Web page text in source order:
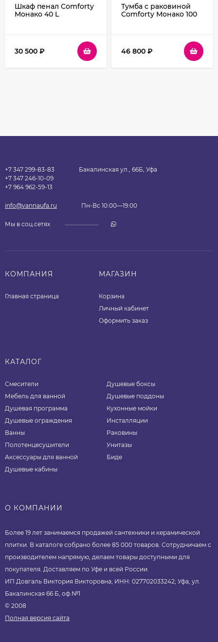
Шкаф пенал Comforty
Монако 40 L
30 500 ₽
Тумба с раковиной
Comforty Монако 100
46 800 ₽
+7 347 299-83-83
+7 347 246-10-09
+7 964 962-59-13
Бакалинская ул., 66Б, Уфа
info@vannaufa.ru Пн-Вс 10:00—19:00
Мы в соц.сетях
КОМПАНИЯ
Главная страница
МАГАЗИН
Корзина
Личный кабинет
Оформить заказ
КАТАЛОГ
Смесители
Мебель для ванной
Душевая программа
Душевые ограждения
Ванны
Полотенцесушители
Аксессуары для ванной
Душевые кабины
Душевые боксы
Душевые поддоны
Кухонные мойки
Инсталляции
Раковины
Унитазы
Биде
О КОМПАНИИ
Более 19 лет занимаемся продажей сантехники и керамической
плитки. В каталоге собрано более 85 000 товаров. Сотрудничаем с
производителем напрямую, делаем товары доступными для
покупателя. Доставляем по Уфе и всей России.
ИП Довгаль Виктория Викторовна; ИНН: 027702033242; Уфа, ул.
Бакалинская 66 Б, оф.№1
© 2008
Полная версия сайта